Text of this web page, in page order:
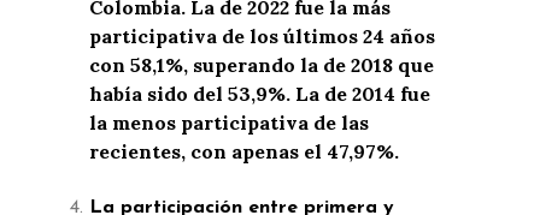
Colombia. La de 2022 fue la más
participativa de los últimos 24 años
con 58,1%, superando la de 2018 que
había sido del 53,9%. La de 2014 fue
la menos participativa de las
recientes, con apenas el 47,97%.
La participación entre primera y